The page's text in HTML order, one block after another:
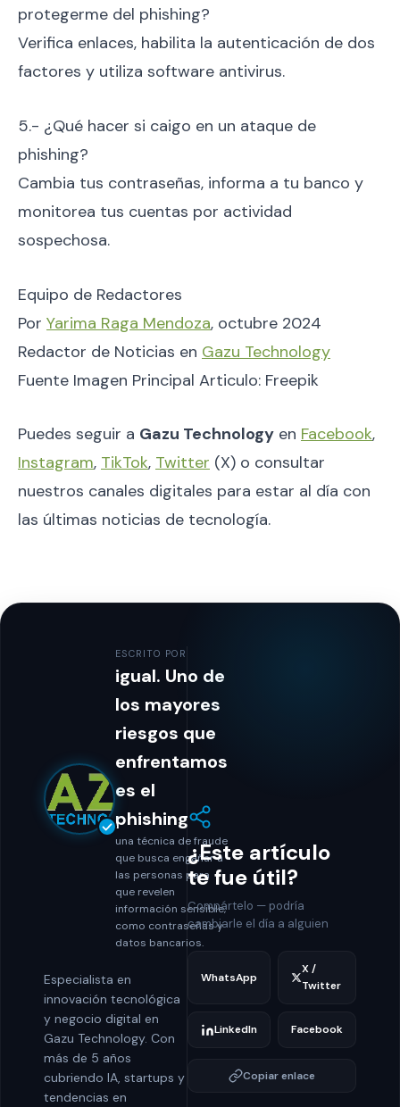
protegerme del phishing?
Verifica enlaces, habilita la autenticación de dos
factores y utiliza software antivirus.
5.- ¿Qué hacer si caigo en un ataque de
phishing?
Cambia tus contraseñas, informa a tu banco y
monitorea tus cuentas por actividad
sospechosa.
Equipo de Redactores
Por Yarima Raga Mendoza, octubre 2024
Redactor de Noticias en Gazu Technology
Fuente Imagen Principal Articulo: Freepik
Puedes seguir a Gazu Technology en Facebook,
Instagram, TikTok, Twitter (X) o consultar
nuestros canales digitales para estar al día con
las últimas noticias de tecnología.
ESCRITO POR
igual. Uno de
los mayores
riesgos que
enfrentamos
es el
phishing
una técnica de fraude
que busca engañar a
las personas para
que revelen
información sensible,
como contraseñas y
datos bancarios.
Especialista en
innovación tecnológica
y negocio digital en
Gazu Technology. Con
más de 5 años
cubriendo IA, startups y
tendencias en
¿Este artículo
te fue útil?
Compártelo — podría
cambiarle el día a alguien
WhatsApp
X /
Twitter
LinkedIn Facebook
Copiar enlace